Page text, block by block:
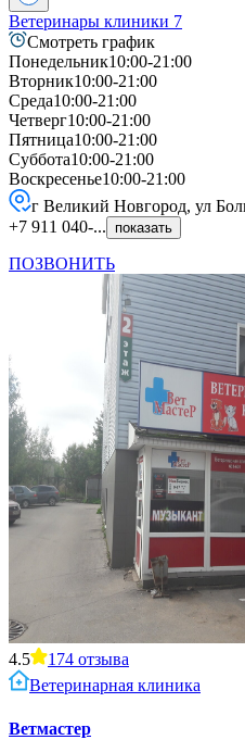
Ветеринары клиники 7
Смотреть график
Понедельник10:00-21:00
Вторник10:00-21:00
Среда10:00-21:00
Четверг10:00-21:00
Пятница10:00-21:00
Суббота10:00-21:00
Воскресенье10:00-21:00
г Великий Новгород, ул
+7 911 040-...
показать
ПОЗВОНИТЬ
4.5 174 отзыва
Ветеринарная клиника
Ветмастер